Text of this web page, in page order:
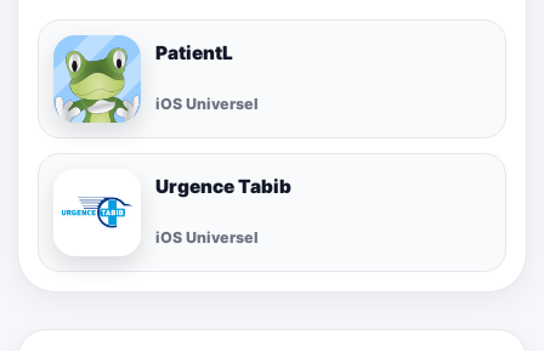
PatientL
iOS Universel
Urgence Tabib
iOS Universel